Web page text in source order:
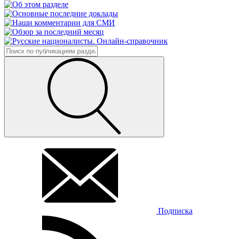
Подписка